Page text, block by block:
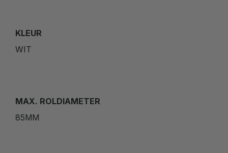
KLEUR
WIT
MAX. ROLDIAMETER
85MM